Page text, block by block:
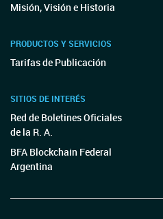
Misión, Visión e Historia
PRODUCTOS Y SERVICIOS
Tarifas de Publicación
SITIOS DE INTERÉS
Red de Boletines Oficiales
de la R. A.
BFA Blockchain Federal
Argentina